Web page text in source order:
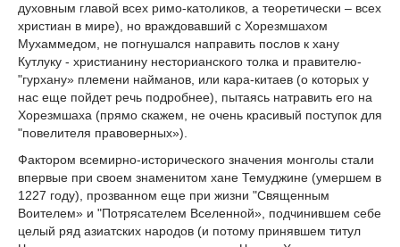
духовным главой всех римо-католиков, а теоретически – всех
христиан в мире), но враждовавший с Хорезмшахом
Мухаммедом, не погнушался направить послов к хану
Кутлуку - христианину несторианского толка и правителю-
"гурхану» племени найманов, или кара-китаев (о которых у
нас еще пойдет речь подробнее), пытаясь натравить его на
Хорезмшаха (прямо скажем, не очень красивый поступок для
"повелителя правоверных»).
Фактором всемирно-исторического значения монголы стали
впервые при своем знаменитом хане Темуджине (умершем в
1227 году), прозванном еще при жизни "Священным
Воителем» и "Потрясателем Вселенной», подчинившем себе
целый ряд азиатских народов (и потому принявшем титул